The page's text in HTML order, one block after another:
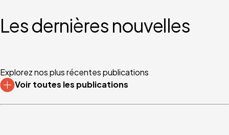
Les dernières nouvelles
Explorez nos plus récentes publications
Voir toutes les publications